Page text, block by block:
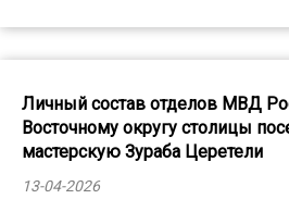
Личный состав отделов МВД
Восточному округу столицы
мастерскую Зураба Церетели
13-04-2026